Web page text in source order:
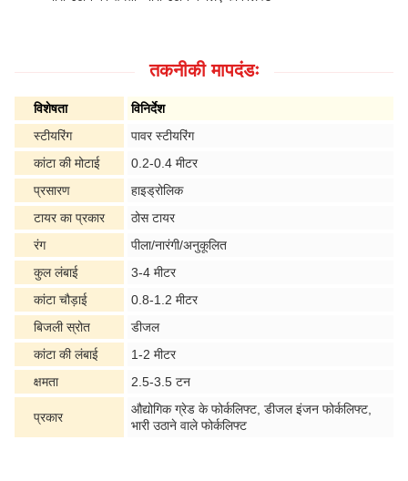
तकनीकी मापदंडः
विशेषता
विनिर्देश
स्टीयरिंग
पावर स्टीयरिंग
कांटा की मोटाई
0.2-0.4 मीटर
प्रसारण
हाइड्रोलिक
टायर का प्रकार
ठोस टायर
रंग
पीला/नारंगी/अनुकूलित
कुल लंबाई
3-4 मीटर
कांटा चौड़ाई
0.8-1.2 मीटर
बिजली स्रोत
डीजल
कांटा की लंबाई
1-2 मीटर
क्षमता
2.5-3.5 टन
प्रकार
औद्योगिक ग्रेड के फोर्कलिफ्ट, डीजल इंजन फोर्कलिफ्ट,
भारी उठाने वाले फोर्कलिफ्ट